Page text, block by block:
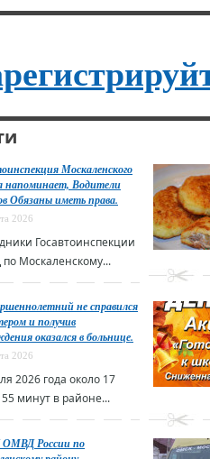
Москаленского
напоминает, Водители
Обязаны иметь права.
2026
Госавтоинспекции
Москаленскому...
не справился
и получив
оказался в больнице.
2026
2026 года около 17
55 минут в районе...
России по